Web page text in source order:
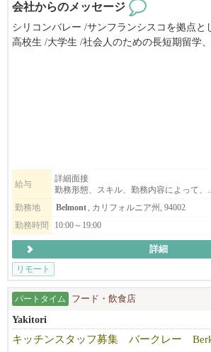
会社からのメッセージ
シリコンバレー /サンフランシスコを拠点と
高校生 /大学生 /社会人のための長短期留学
は在住経験のある方も歓迎、日本からでも
頂けます。
給与
詳細面接
勤務形態、スキル、勤務内容によって、...
勤務地
Belmont
, カリフォルニア州, 94002
勤務時間
10:00～19:00
詳細
リモート
パートタイム フード・飲食店
Yakitori
キッチンスタッフ募集 バークレー